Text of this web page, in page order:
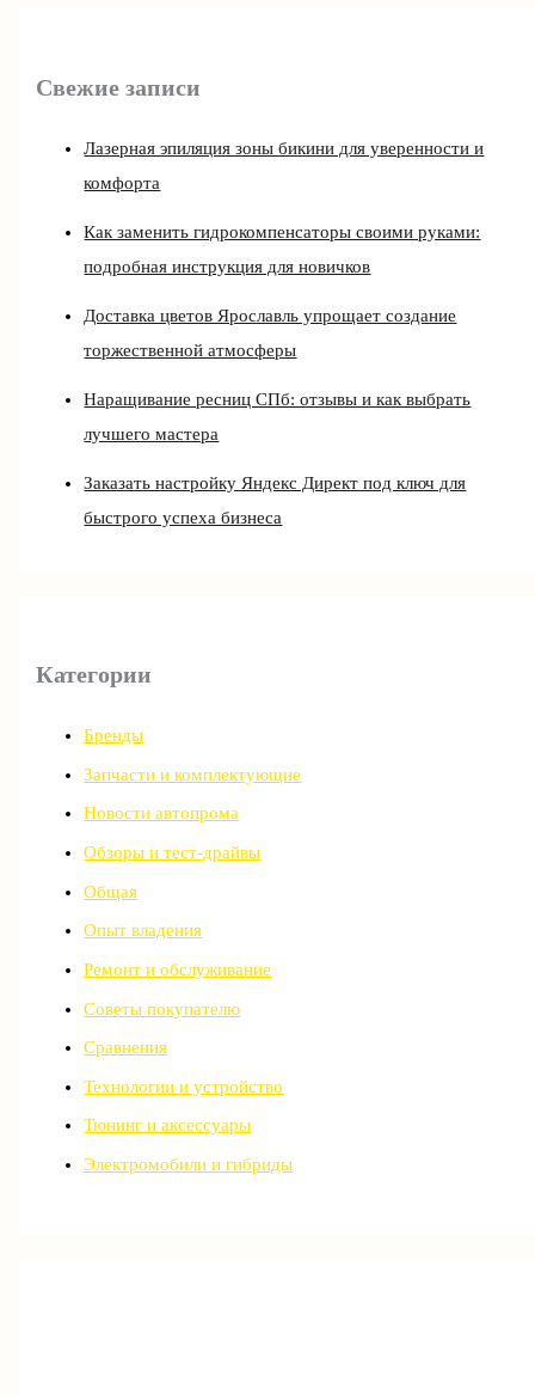
Свежие записи
Лазерная эпиляция зоны бикини для уверенности и
комфорта
Как заменить гидрокомпенсаторы своими руками:
подробная инструкция для новичков
Доставка цветов Ярославль упрощает создание
торжественной атмосферы
Наращивание ресниц СПб: отзывы и как выбрать
лучшего мастера
Заказать настройку Яндекс Директ под ключ для
быстрого успеха бизнеса
Категории
Бренды
Запчасти и комплектующие
Новости автопрома
Обзоры и тест-драйвы
Общая
Опыт владения
Ремонт и обслуживание
Советы покупателю
Сравнения
Технологии и устройство
Тюнинг и аксессуары
Электромобили и гибриды